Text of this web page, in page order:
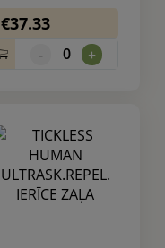
€37.33
- 0 +